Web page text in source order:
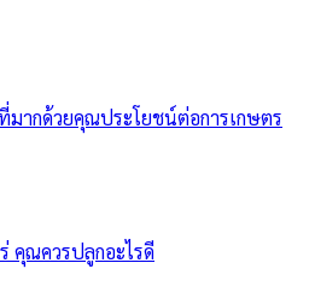
มากด้วยคุณประโยชน์ต่อการเกษตร
คุณควรปลูกอะไรดี